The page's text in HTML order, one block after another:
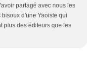
partagé avec nous les
d'une Yaoiste qui
plus des éditeurs que les